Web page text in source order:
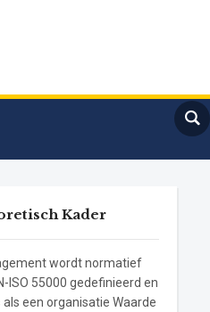
Kader
wordt normatief
ISO 55000 gedefinieerd en
een organisatie Waarde